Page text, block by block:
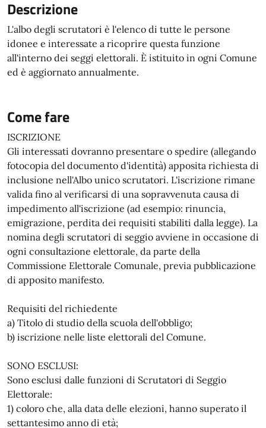
Descrizione
L'albo degli scrutatori è l'elenco di tutte le persone
idonee e interessate a ricoprire questa funzione
all'interno dei seggi elettorali. È istituito in ogni Comune
ed è aggiornato annualmente.
Come fare
ISCRIZIONE
Gli interessati dovranno presentare o spedire (allegando
fotocopia del documento d'identità) apposita richiesta di
inclusione nell'Albo unico scrutatori. L'iscrizione rimane
valida fino al verificarsi di una sopravvenuta causa di
impedimento all'iscrizione (ad esempio: rinuncia,
emigrazione, perdita dei requisiti stabiliti dalla legge). La
nomina degli scrutatori di seggio avviene in occasione di
ogni consultazione elettorale, da parte della
Commissione Elettorale Comunale, previa pubblicazione
di apposito manifesto.
Requisiti del richiedente
a) Titolo di studio della scuola dell'obbligo;
b) iscrizione nelle liste elettorali del Comune.
SONO ESCLUSI:
Sono esclusi dalle funzioni di Scrutatori di Seggio
Elettorale:
1) coloro che, alla data delle elezioni, hanno superato il
settantesimo anno di età;